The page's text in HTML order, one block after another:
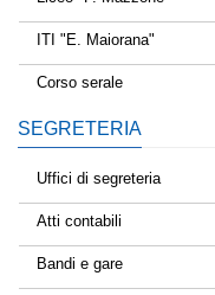
ITI "E. Maiorana"
Corso serale
SEGRETERIA
Uffici di segreteria
Atti contabili
Bandi e gare